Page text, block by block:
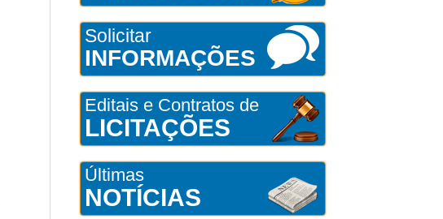
Solicitar
INFORMAÇÕES
Editais e Contratos de
LICITAÇÕES
Últimas
NOTÍCIAS